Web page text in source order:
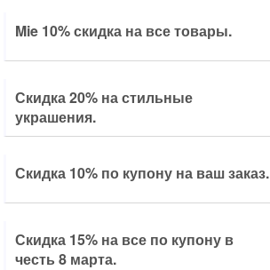
Mie 10% скидка на все товары.
Скидка 20% на стильные
украшения.
Скидка 10% по купону на ваш заказ.
Скидка 15% на все по купону в
честь 8 марта.